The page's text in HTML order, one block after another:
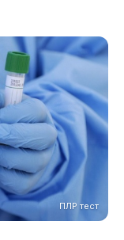
ПЛР тест